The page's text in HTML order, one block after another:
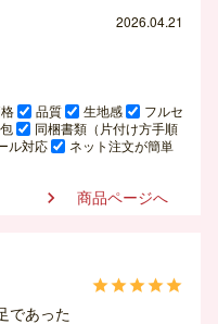
2026.04.21
品質 生地感
フルセ
同梱書類（片付け方手順
ル対応
ネット注文が簡単
 商品ページへ

であった